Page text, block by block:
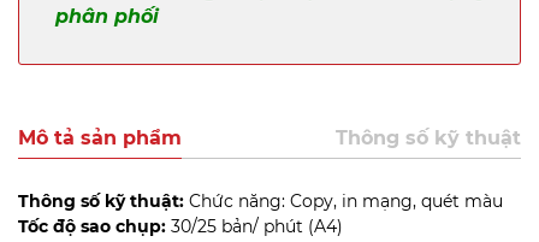
phân phối
Mô tả sản phẩm Thông số kỹ thuật
Thông số kỹ thuật: Chức năng: Copy, in mạng, quét màu
Tốc độ sao chụp: 30/25 bản/ phút (A4)